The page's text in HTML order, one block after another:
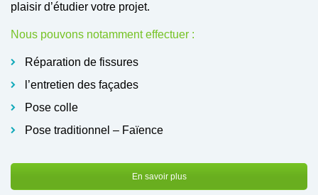
plaisir d’étudier votre projet.
Nous pouvons notamment effectuer :
Réparation de fissures
l’entretien des façades
Pose colle
Pose traditionnel – Faïence
En savoir plus